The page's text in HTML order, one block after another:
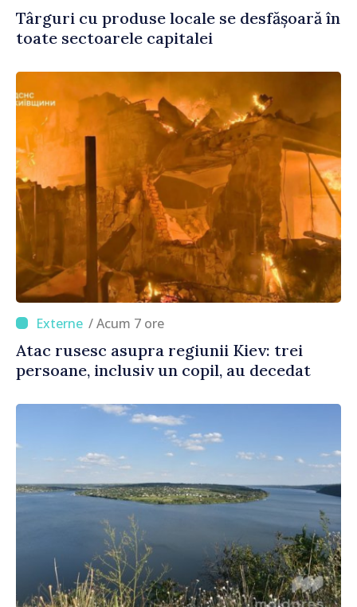
Târguri cu produse locale se desfășoară în
toate sectoarele capitalei
/ Acum 7 ore
Atac rusesc asupra regiunii Kiev: trei
persoane, inclusiv un copil, au decedat